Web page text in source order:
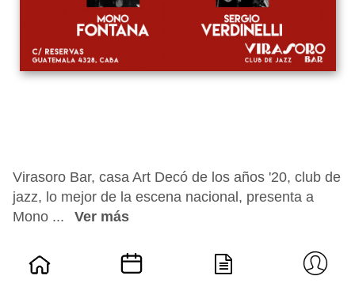
Virasoro Bar, casa Art Decó de los años '20, club de
jazz, lo mejor de la escena nacional, presenta a
Mono ...
Ver más